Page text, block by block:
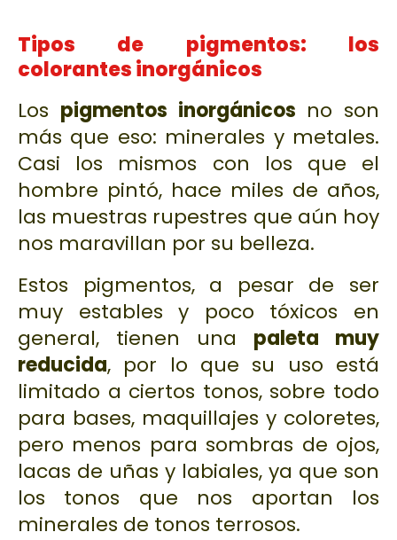
Tipos de pigmentos: los
colorantes inorgánicos
Los pigmentos inorgánicos no son
más que eso: minerales y metales.
Casi los mismos con los que el
hombre pintó, hace miles de años,
las muestras rupestres que aún hoy
nos maravillan por su belleza.
Estos pigmentos, a pesar de ser
muy estables y poco tóxicos en
general, tienen una paleta muy
reducida, por lo que su uso está
limitado a ciertos tonos, sobre todo
para bases, maquillajes y coloretes,
pero menos para sombras de ojos,
lacas de uñas y labiales, ya que son
los tonos que nos aportan los
minerales de tonos terrosos.